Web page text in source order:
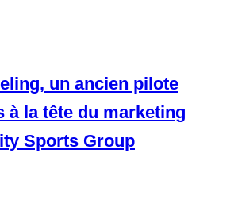
un ancien pilote
à la tête du marketing
Sports Group